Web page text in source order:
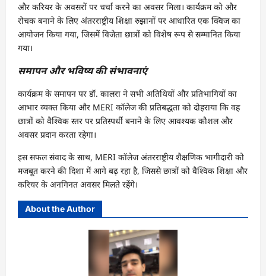
और करियर के अवसरों पर चर्चा करने का अवसर मिला। कार्यक्रम को और
रोचक बनाने के लिए अंतरराष्ट्रीय शिक्षा रुझानों पर आधारित एक क्विज का
आयोजन किया गया, जिसमें विजेता छात्रों को विशेष रूप से सम्मानित किया
गया।
समापन और भविष्य की संभावनाएं
कार्यक्रम के समापन पर डॉ. कालरा ने सभी अतिथियों और प्रतिभागियों का
आभार व्यक्त किया और MERI कॉलेज की प्रतिबद्धता को दोहराया कि वह
छात्रों को वैश्विक स्तर पर प्रतिस्पर्धी बनाने के लिए आवश्यक कौशल और
अवसर प्रदान करता रहेगा।
इस सफल संवाद के साथ, MERI कॉलेज अंतरराष्ट्रीय शैक्षणिक भागीदारी को
मजबूत करने की दिशा में आगे बढ़ रहा है, जिससे छात्रों को वैश्विक शिक्षा और
करियर के अनगिनत अवसर मिलते रहेंगे।
About the Author